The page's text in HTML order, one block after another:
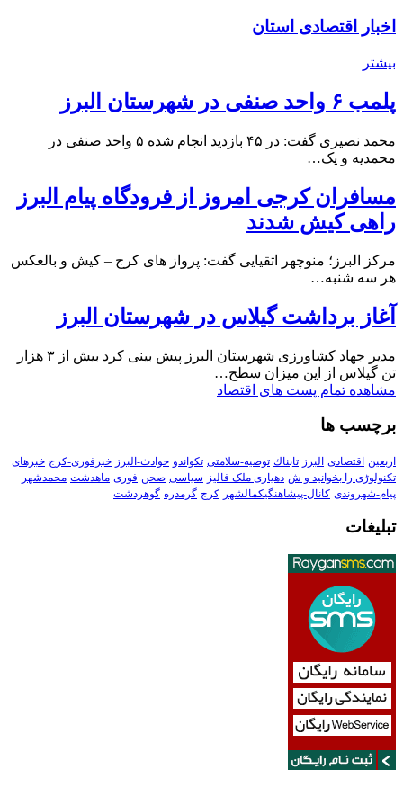
اخبار اقتصادی استان
بیشتر
پلمب ۶ واحد صنفی در شهرستان البرز
محمد نصیری گفت: در ۴۵ بازدید انجام شده ۵ واحد صنفی در
محمدیه و یک…
مسافران کرجی امروز از فرودگاه پیام البرز
راهی کیش شدند
مرکز البرز؛ منوچهر اتقیایی گفت: پرواز های کرج – کیش و بالعکس
هر سه شنبه…
آغاز برداشت گیلاس در شهرستان البرز
مدیر جهاد کشاورزی شهرستان البرز پیش بینی کرد بیش از ۳ هزار
تن گیلاس از این میزان سطح…
مشاهده تمام پست های اقتصاد
برچسب ها
اربعین اقتصادی البرز تابناك توصیه-سلامتی تکواندو حوادث-البرز خبرفوری-کرج خبرهای
تکنولوڑی را بخوانید و ش دهیاری ملک فالیز سیاسی صحن فوری ماهدشت محمدشهر
پیام-شهروندی کانال-پیشاهنگیکمالشهر کرج گرمدره گوهردشت
تبلیغات